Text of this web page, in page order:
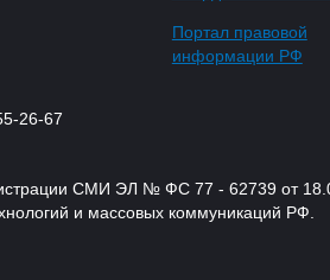
Портал правовой
информации РФ
26-67
СМИ ЭЛ № ФС 77 - 62739 от
и массовых коммуникаций РФ.